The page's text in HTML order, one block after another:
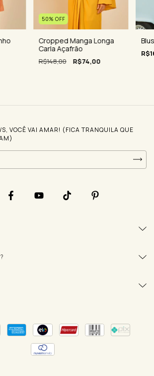
50% OFF
Cropped Manga Longa
Carla Açafrão
R$148,00 R$74,00
VOCÊ VAI AMAR! (FICA TRANQUILA QUE